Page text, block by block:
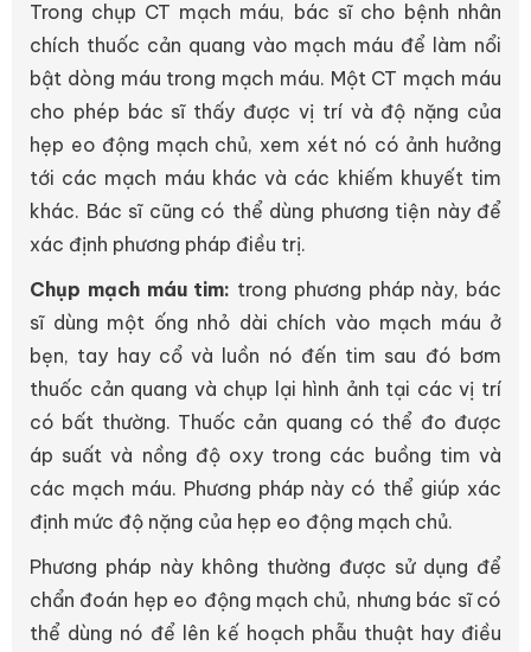
Trong chụp CT mạch máu, bác sĩ cho bệnh nhân
chích thuốc cản quang vào mạch máu để làm nổi
bật dòng máu trong mạch máu. Một CT mạch máu
cho phép bác sĩ thấy được vị trí và độ nặng của
hẹp eo động mạch chủ, xem xét nó có ảnh hưởng
tới các mạch máu khác và các khiếm khuyết tim
khác. Bác sĩ cũng có thể dùng phương tiện này để
xác định phương pháp điều trị.
Chụp mạch máu tim: trong phương pháp này, bác
sĩ dùng một ống nhỏ dài chích vào mạch máu ở
bẹn, tay hay cổ và luồn nó đến tim sau đó bơm
thuốc cản quang và chụp lại hình ảnh tại các vị trí
có bất thường. Thuốc cản quang có thể đo được
áp suất và nồng độ oxy trong các buồng tim và
các mạch máu. Phương pháp này có thể giúp xác
định mức độ nặng của hẹp eo động mạch chủ.
Phương pháp này không thường được sử dụng để
chẩn đoán hẹp eo động mạch chủ, nhưng bác sĩ có
thể dùng nó để lên kế hoạch phẫu thuật hay điều